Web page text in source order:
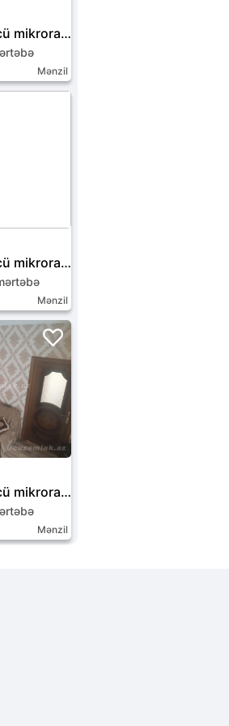
Nəsimi rayonu 4-cü mikrorayon
Mənzil
Nəsimi rayonu 3-cü mikrorayon
Mənzil
Nəsimi rayonu 4-cü mikrorayon
Mənzil